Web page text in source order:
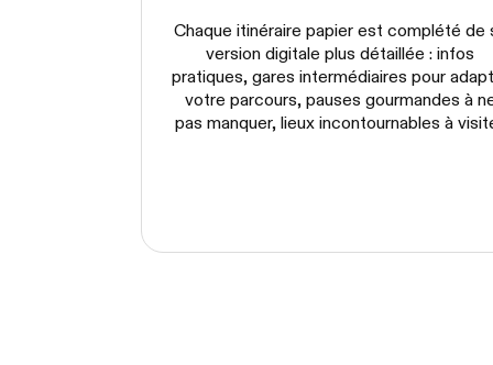
Chaque itinéraire papier est complété de
version digitale plus détaillée : infos
pratiques, gares intermédiaires pour
votre parcours, pauses gourmandes à
pas manquer, lieux incontournables à